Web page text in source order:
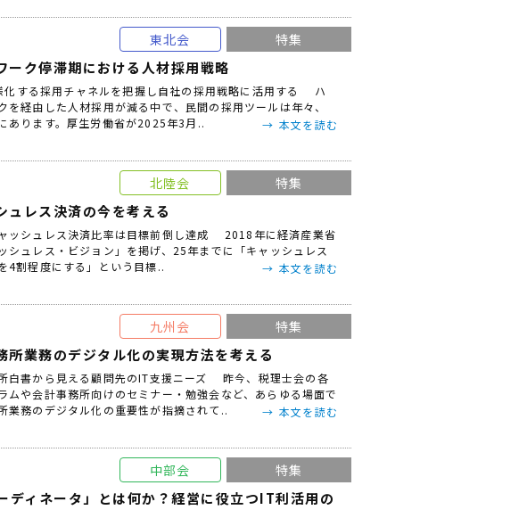
特集
東北会
ーク停滞期における人材採用戦略
化する採用チャネルを把握し自社の採用戦略に活用する ハ
を経由した人材採用が減る中で、民間の採用ツールは年々、
あります。厚生労働省が2025年3月..
本文を読む
特集
北陸会
ュレス決済の今を考える
ッシュレス決済比率は目標前倒し達成 2018年に経済産業省
シュレス・ビジョン」を掲げ、25年までに「キャッシュレス
4割程度にする」という目標..
本文を読む
特集
九州会
所業務のデジタル化の実現方法を考える
白書から見える顧問先のIT支援ニーズ 昨今、税理士会の各
ムや会計事務所向けのセミナー・勉強会など、あらゆる場面で
業務のデジタル化の重要性が指摘されて..
本文を読む
特集
中部会
ディネータ」とは何か？経営に役立つIT利活用の